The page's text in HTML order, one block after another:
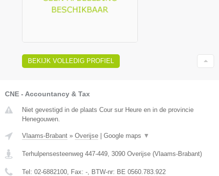
BEKIJK VOLLEDIG PROFIEL
CNE - Accountancy & Tax
Niet gevestigd in de plaats Cour sur Heure en in de provincie
Henegouwen.
Vlaams-Brabant » Overijse | Google maps ▼
Terhulpensesteenweg 447-449 3090 Overijse (Vlaams-Brabant)
Tel: 02-6882100 , Fax: - , BTW-nr: BE 0560.783.922